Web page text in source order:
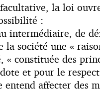
la loi
:
intermédiaire, de
la société une «
« constituée des
et pour le respect
entend affecter des